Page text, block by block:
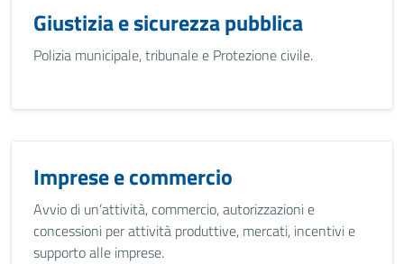
Giustizia e sicurezza pubblica
Polizia municipale, tribunale e Protezione civile.
Imprese e commercio
Avvio di un’attività, commercio, autorizzazioni e
concessioni per attività produttive, mercati, incentivi e
supporto alle imprese.